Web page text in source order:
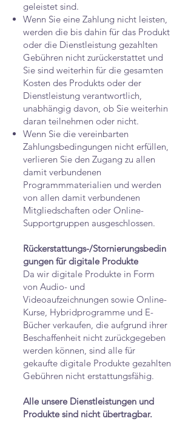
geleistet sind.
Wenn Sie eine Zahlung nicht leisten,
werden die bis dahin für das Produkt
oder die Dienstleistung gezahlten
Gebühren nicht zurückerstattet und
Sie sind weiterhin für die gesamten
Kosten des Produkts oder der
Dienstleistung verantwortlich,
unabhängig davon, ob Sie weiterhin
daran teilnehmen oder nicht.
Wenn Sie die vereinbarten
Zahlungsbedingungen nicht erfüllen,
verlieren Sie den Zugang zu allen
damit verbundenen
Programmmaterialien und werden
von allen damit verbundenen
Mitgliedschaften oder Online-
Supportgruppen ausgeschlossen.
Rückerstattungs-/Stornierungsbedin
gungen für digitale Produkte
Da wir digitale Produkte in Form
von Audio- und
Videoaufzeichnungen sowie Online-
Kurse, Hybridprogramme und E-
Bücher verkaufen, die aufgrund ihrer
Beschaffenheit nicht zurückgegeben
werden können, sind alle für
gekaufte digitale Produkte gezahlten
Gebühren nicht erstattungsfähig.
Alle unsere Dienstleistungen und
Produkte sind nicht übertragbar.